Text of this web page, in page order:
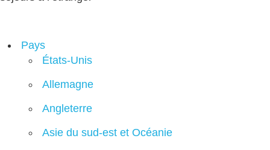
Pays
États-Unis
Allemagne
Angleterre
Asie du sud-est et Océanie